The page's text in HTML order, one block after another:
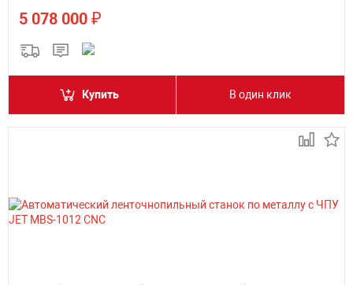
5 078 000 ₽
Купить В один клик